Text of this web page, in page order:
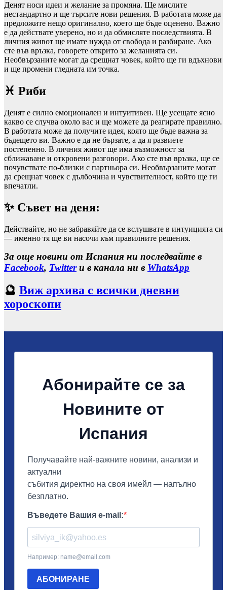
Денят носи идеи и желание за промяна. Ще мислите
нестандартно и ще търсите нови решения. В работата може да
предложите нещо оригинално, което ще бъде оценено. Важно
е да действате уверено, но и да обмисляте последствията. В
личния живот ще имате нужда от свобода и разбиране. Ако
сте във връзка, говорете открито за желанията си.
Необвързаните могат да срещнат човек, който ще ги вдъхнови
и ще промени гледната им точка.
♓ Риби
Денят е силно емоционален и интуитивен. Ще усещате ясно
какво се случва около вас и ще можете да реагирате правилно.
В работата може да получите идея, която ще бъде важна за
бъдещето ви. Важно е да не бързате, а да я развиете
постепенно. В личния живот ще има възможност за
сближаване и откровени разговори. Ако сте във връзка, ще се
почувствате по-близки с партньора си. Необвързаните могат
да срещнат човек с дълбочина и чувствителност, който ще ги
впечатли.
✨ Съвет на деня:
Действайте, но не забравяйте да се вслушвате в интуицията си
— именно тя ще ви насочи към правилните решения.
За още новини от Испания ни последвайте в
Facebook, Twitterи в канала ни в WhatsApp
🔮 Виж архива с всички дневни
хороскопи